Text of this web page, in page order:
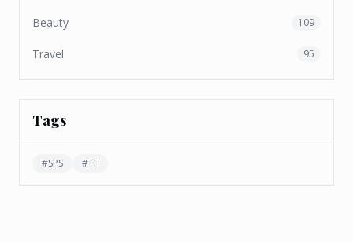
Beauty 109
Travel 95
Tags
#SPS #TF